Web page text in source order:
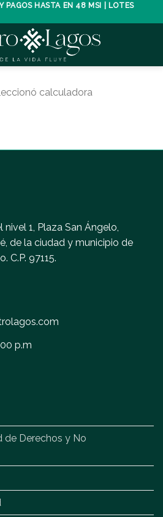
PAGOS HASTA EN 48 MSI | LOTES
calculadora
nivel 1, Plaza San Ángelo,
de la ciudad y municipio de
C.P. 97115.
p.m
de Derechos y No